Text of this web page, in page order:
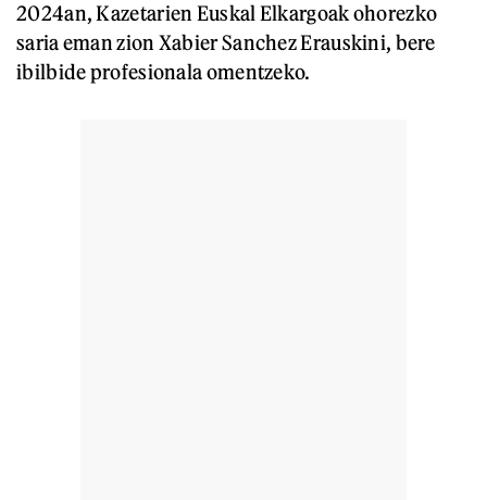
2024an, Kazetarien Euskal Elkargoak ohorezko
saria eman zion Xabier Sanchez Erauskini, bere
ibilbide profesionala omentzeko.